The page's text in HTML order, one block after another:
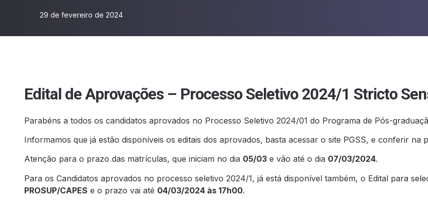
29 de fevereiro de 2024
Edital de Aprovações – Processo Seletivo 2024/1 Stricto
Parabéns a todos os candidatos aprovados no Processo Seletivo 2024/01 do Programa de Pós-
Informamos que já estão disponíveis os editais dos aprovados, basta acessar o site PGSS, e conferir na
Atenção para o prazo das matrículas, que iniciam no dia 05/03 e vão até o dia 07/03/2024.
Para os Candidatos aprovados no processo seletivo 2024/1, já está disponível também, o Edital para
PROSUP/CAPES e o prazo vai até 04/03/2024 às 17h00.